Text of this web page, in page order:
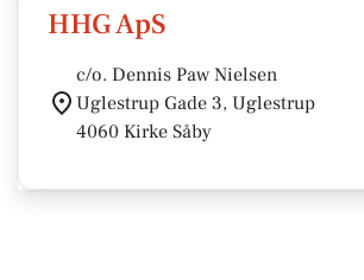
HHG ApS
c/o. Dennis Paw Nielsen
Uglestrup Gade 3, Uglestrup
4060 Kirke Såby